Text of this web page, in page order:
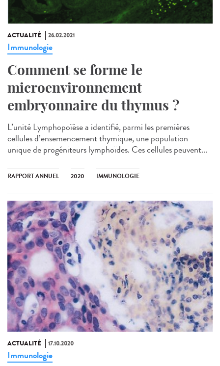
ACTUALITÉ 26.02.2021
Immunologie
Comment se forme le
microenvironnement
embryonnaire du thymus ?
L’unité Lymphopoïèse a identifié, parmi les premières
cellules d’ensemencement thymique, une population
unique de progéniteurs lymphoïdes. Ces cellules peuvent...
RAPPORT ANNUEL 2020 IMMUNOLOGIE
ACTUALITÉ 17.10.2020
Immunologie